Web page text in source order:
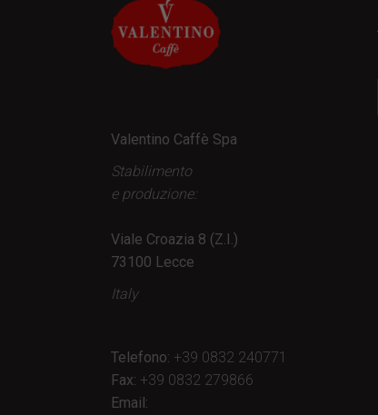
Valentino Caffè Spa
Stabilimento
e produzione:
Viale Croazia 8 (Z.I.)
73100 Lecce
Italy
Telefono: +39 0832 240771
Fax: +39 0832 279866
Email: